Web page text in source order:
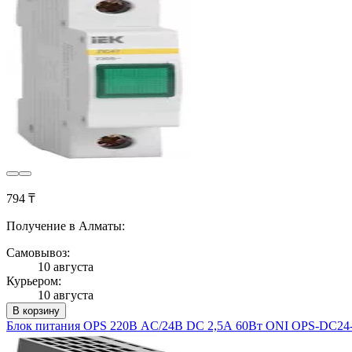
794 ₸
Получение в Алматы:
Самовывоз:
10 августа
Курьером:
10 августа
В корзину
Блок питания OPS 220В AC/24В DC 2,5А 60Вт ONI OPS-